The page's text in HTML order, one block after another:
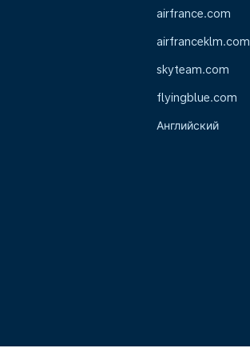
airfrance.com
airfranceklm.com
skyteam.com
flyingblue.com
Английский